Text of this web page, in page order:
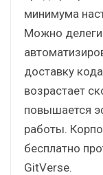
минимума
Можно
доставку
возрастает
повышается
работы.
бесплатно
GitVerse.